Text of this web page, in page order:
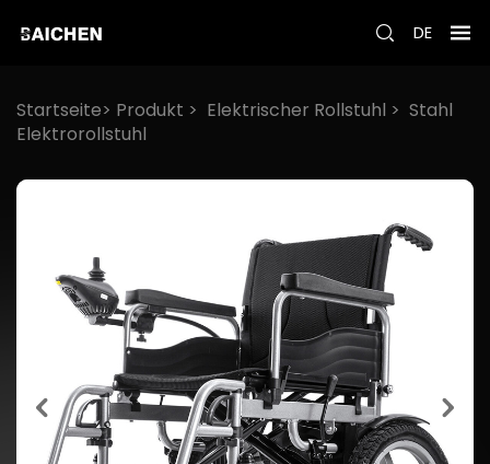
DE
Startseite> Produkt > Elektrischer Rollstuhl > Stahl
Elektrorollstuhl